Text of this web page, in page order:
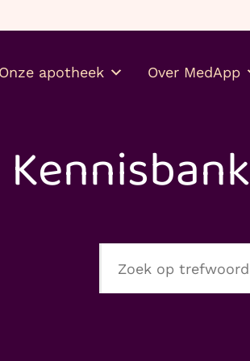
Onze apotheek Over MedApp
Kennisbank